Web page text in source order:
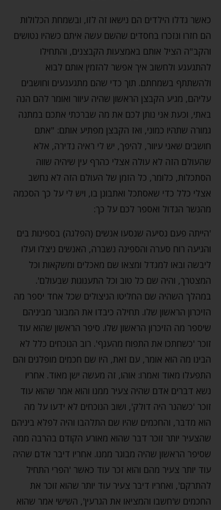
כאשר גדלו הילדים הם נישאו זה לזו, ובשמחת הכלולות
הם חזרו ונזכרו בחסדים שהשם עשה איתם כשהיו נטושים
והקב"ה הציל אותם באמצעות הקבצנים, והתחילו
להתגעגע ולחשוב איך אפשר להזמין אותם לבוא
ולהשתתף בשמחתם. תוך כדי שהם מתגעגעים וחושבים
עליהם, מגיע הקבצן הראשון שהיה עיוור ואומר להם הנה
באתי, וכעת אני נותן לכם את מה שברכתי אתכם במתנה
גמורה שתהיו כמוני, ואז הקבצן מפתיע אותם: "אתם
חושבים שאני עיוור, להיפך, יש לי ראיה נדירה, אלא
שהעולם הזה לא עולה אצלי כהרף עין שיהיה שווה
הסתכלות, כלומר, כל הזמן של העולם הזה לא נחשב
אצלי כלל כדי שאסתכל ואתבונן בו, ויש לי על כך הסכמה
מהנשר הגדול ואספר לכם על כך:
'הייתה פעם נסיעה שנסעו אנשים (הפלגה) בספינות בים
והגיעה רוח סערה והספינה נשברה, האנשים ניצלו ועלו
ליבשה ובאו למגדל ומצאו שם מאכלים ומשקאות וכל
המצטרך, והיה שם כל טוב וכל התענוגות שבעולם'.
במהלך השהיה שם החליטו הניצולים שכל אחד יספר מה
הזיכרון הראשון שלו. תחילה כיבדו את המבוגר מביניהם
שיספר מה הזיכרון הראשון שלו. סיפר הראשון שהוא עוד
זוכר 'כשחתכו את התפוח מהענף'. רוב הנוכחים כלל לא
הבינו מה הוא אומר, עם זאת, היו שם חכמים מופלגים והם
התפעלו מאוד ואמרו: אוהו, זה מעשה ישן מאוד. אחריו
נשא דברים אדם שהיה צעיר ממנו והוא אמר שהוא עוד
זוכר 'כשהנר היה דולק', ושוב הנוכחים לא ידעו על מה
הוא מדבר, והחכמים שהיו שם התלהבו והיה לפלא ביניהם
שהצעיר יותר זוכר דבר שהוא מאורע הקודם בהרבה ממה
שסיפר הראשון שהיה מבוגר ממנו. אחריו דיבר אדם שהיה
עוד יותר צעיר מהם והוא זכר עוד כאשר 'הפרי התחיל
להתרקם', ואחריו דיבר צעיר עוד יותר שהוא זוכר את
החכמים ש'חשבו והמציאו את הגרעין', השישי אמר שהוא